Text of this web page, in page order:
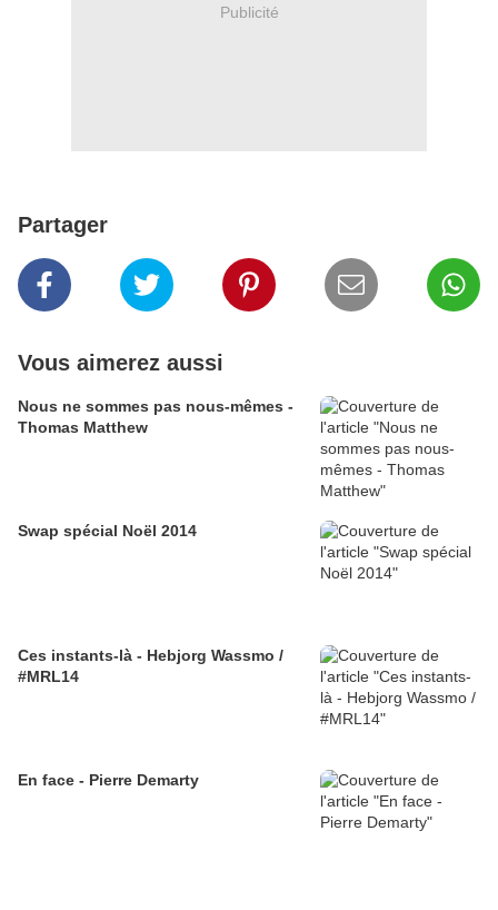
Publicité
Partager
Vous aimerez aussi
Nous ne sommes pas nous-mêmes -
Thomas Matthew
Swap spécial Noël 2014
Ces instants-là - Hebjorg Wassmo /
#MRL14
En face - Pierre Demarty